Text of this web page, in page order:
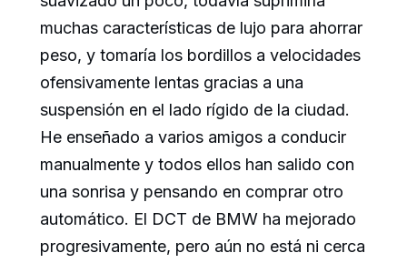
muchas características de lujo para ahorrar
peso, y tomaría los bordillos a velocidades
ofensivamente lentas gracias a una
suspensión en el lado rígido de la ciudad.
He enseñado a varios amigos a conducir
manualmente y todos ellos han salido con
una sonrisa y pensando en comprar otro
automático. El DCT de BMW ha mejorado
progresivamente, pero aún no está ni cerca